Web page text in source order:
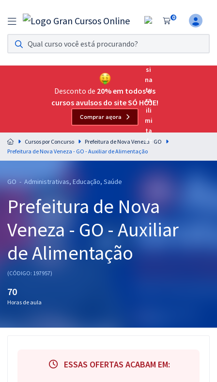
0
Assinatura Ilimitada 11
Acesso a todos os cursos. Teste grátis por 7 dias!
Assinatura OAB Até Passar
Acesso ilimitado a toda preparação para o Exame da
Residências Multiprofissionais
Preparação completa e intensiva para as principais
residências em saúde do Brasil
Cursos 20% OFF
Pós
Graduação
OAB
Mentorias
Desconto de 20% em todos os
cursos avulsos do site SÓ HOJE!
Comprar agora
Cursos por Concurso
Prefeitura de Nova Veneza - GO
Prefeitura de Nova Veneza - GO - Auxiliar de Alimentação
GO - Administrativas, Educação, Saúde
Prefeitura de Nova
Veneza - GO - Auxiliar
de Alimentação
(CÓDIGO: 197957)
70
Horas de aula
ESSAS OFERTAS ACABAM EM: